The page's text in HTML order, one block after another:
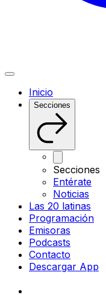
Inicio
Secciones
Secciones
Entérate
Noticias
Las 20 latinas
Programación
Emisoras
Podcasts
Contacto
Descargar App